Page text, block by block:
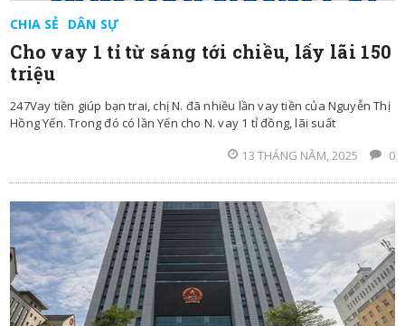
CHIA SẺ DÂN SỰ
Cho vay 1 tỉ từ sáng tới chiều, lấy lãi 150
triệu
247Vay tiền giúp bạn trai, chị N. đã nhiều lần vay tiền của Nguyễn Thị
Hồng Yến. Trong đó có lần Yến cho N. vay 1 tỉ đồng, lãi suất
13 THÁNG NĂM, 2025
0